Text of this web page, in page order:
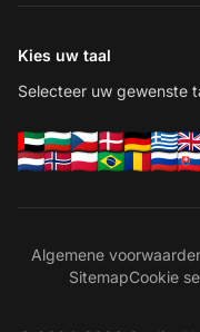
Kies uw taal
Selecteer uw gewenste
Algemene
SitemapCookie